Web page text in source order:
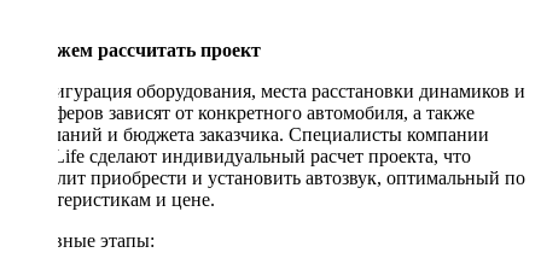
Поможем рассчитать проект
Конфигурация оборудования, места расстановки динамиков и
сабвуферов зависят от конкретного автомобиля, а также
пожеланий и бюджета заказчика. Специалисты компании
DriveLife сделают индивидуальный расчет проекта, что
позволит приобрести и установить автозвук, оптимальный по
характеристикам и цене.
Основные этапы: